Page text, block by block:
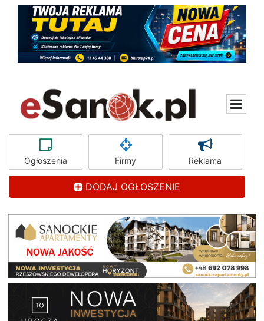
Ogłoszenia Firmy Reklama
DODAJ OGŁOSZENIE